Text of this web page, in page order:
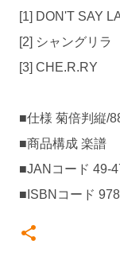
[1] DON'T SAY
[2] シャングリラ
[3] CHE.R.RY
■仕様 菊倍判縦/
■商品構成 楽譜
■JANコード 49-
■ISBNコード